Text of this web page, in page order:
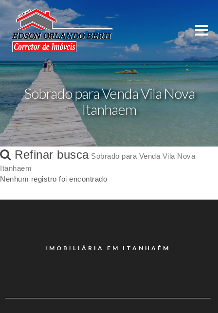
Sobrado para Venda Vila Nova
Itanhaem
Refinar busca Sobrado para Venda Vila Nova
Itanhaem
Nenhum registro foi encontrado
IMOBILIÁRIA EM ITANHAÉM